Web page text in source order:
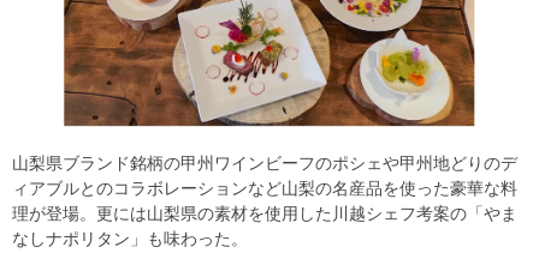
山梨県ブランド銘柄の甲州ワインビーフのポシェや甲州地どりのデ
ィアブルとのコラボレーションなど山梨の名産品を使った豪華な料
理が登場。更には山梨県の素材を使用した川越シェフ考案の「やま
なしナポリタン」も味わった。